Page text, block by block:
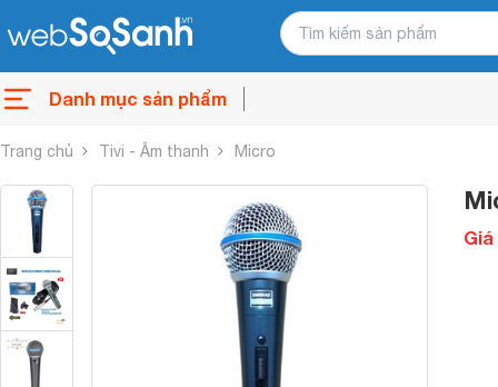
Danh mục sản phẩm
Trang chủ Tivi - Âm thanh Micro